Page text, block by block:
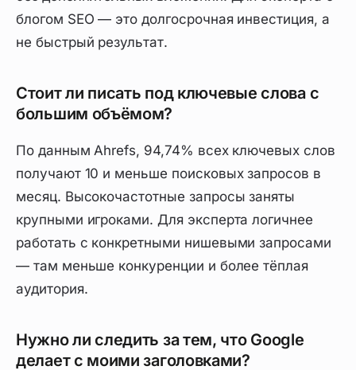
блогом SEO — это долгосрочная инвестиция, а
не быстрый результат.
Стоит ли писать под ключевые слова с
большим объёмом?
По данным Ahrefs, 94,74% всех ключевых слов
получают 10 и меньше поисковых запросов в
месяц. Высокочастотные запросы заняты
крупными игроками. Для эксперта логичнее
работать с конкретными нишевыми запросами
— там меньше конкуренции и более тёплая
аудитория.
Нужно ли следить за тем, что Google
делает с моими заголовками?